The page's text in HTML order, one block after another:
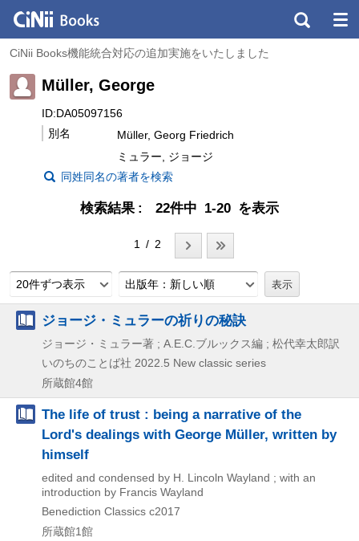
CiNii Books機能統合対応の追加実施をいたしました
Müller, George
ID:DA05097156
別名
Müller, Georg Friedrich
ミュラー, ジョージ
同姓同名の著者を検索
検索結果 22件中 1-20 を表示
1 / 2
20件ずつ表示 出版年：新しい順
ジョージ・ミュラーの祈りの秘訣
ジョージ・ミュラー著 ; A.E.C.ブルックス編 ; 松代幸太郎訳
いのちのことば社 2022.5 New classic series
所蔵館4館
The life of trust : being a narrative of the
Lord's dealings with George Müller, written by
himself
edited and condensed by H. Lincoln Wayland ; with an
introduction by Francis Wayland
Benediction Classics c2017
所蔵館1館